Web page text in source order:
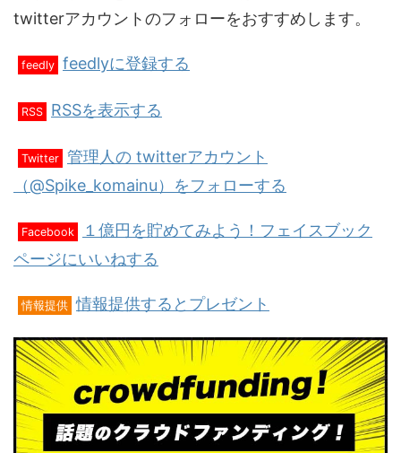
twitterアカウントのフォローをおすすめします。
feedly feedlyに登録する
RSS RSSを表示する
Twitter 管理人の twitterアカウント
（@Spike_komainu）をフォローする
Facebook
１億円を貯めてみよう！フェイスブック
ページにいいねする
情報提供 情報提供するとプレゼント